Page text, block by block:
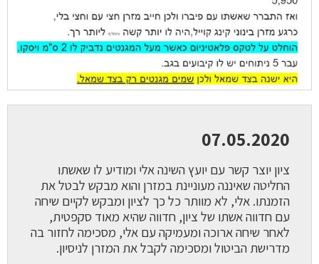
07.05.2020
ציון יוצר קשר עם יועץ השינה אלי ומודיע לו שאשתו
החליטה שאיננה מעוניינת במזרן והוא מבקש לבטל את
הזמנתו. אלי, לא מוותר כל כך לציון ומבקש לקיים שיחה
עם חדווה אשתו של ציון, חדווה שהיא מאוד סקפטית,
לאחר שיחה ארוכה ומעמיקה עם אלי, מסכימה לחזור בה
מדרישת הביטול ומסכימה לקבל את המזרן לניסיון.